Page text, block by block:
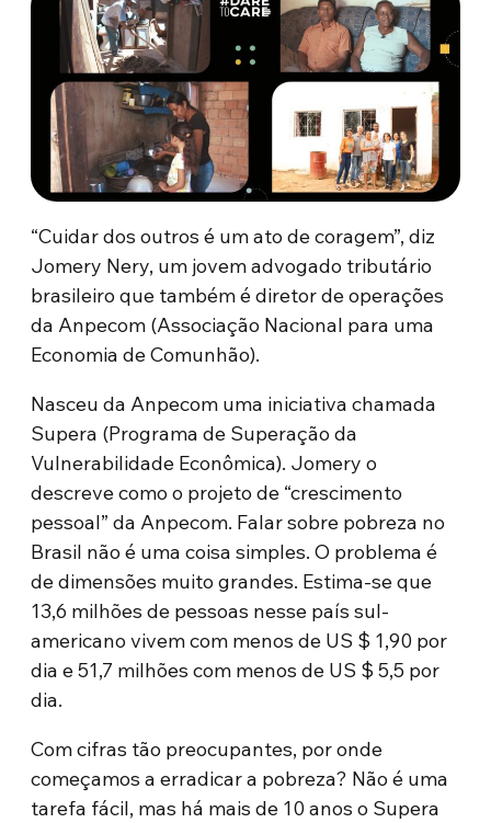
“Cuidar dos outros é um ato de coragem”, diz
Jomery Nery, um jovem advogado tributário
brasileiro que também é diretor de operações
da Anpecom (Associação Nacional para uma
Economia de Comunhão).
Nasceu da Anpecom uma iniciativa chamada
Supera (Programa de Superação da
Vulnerabilidade Econômica). Jomery o
descreve como o projeto de “crescimento
pessoal” da Anpecom. Falar sobre pobreza no
Brasil não é uma coisa simples. O problema é
de dimensões muito grandes. Estima-se que
13,6 milhões de pessoas nesse país sul-
americano vivem com menos de US $ 1,90 por
dia e 51,7 milhões com menos de US $ 5,5 por
dia.
Com cifras tão preocupantes, por onde
começamos a erradicar a pobreza? Não é uma
tarefa fácil, mas há mais de 10 anos o Supera